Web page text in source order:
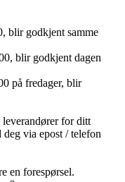
blir godkjent samme
blir godkjent dagen
på fredager, blir
leverandører for ditt
via epost / telefon
en forespørsel.